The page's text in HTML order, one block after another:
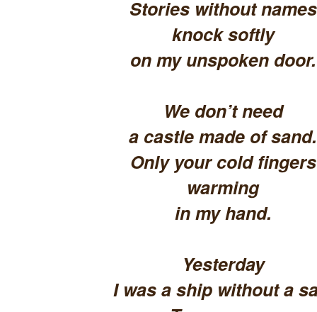
Stories without names
knock softly
on my unspoken door.
We don’t need
a castle made of sand.
Only your cold fingers
warming
in my hand.
Yesterday
I was a ship without a